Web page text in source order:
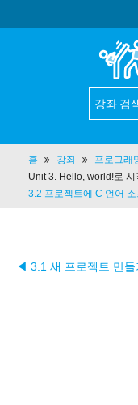
홈 강좌 프로그래
Unit 3. Hello, world!로 시
3.2 프로젝트에 C 언어 소
◀ 3.1 새 프로젝트 만들